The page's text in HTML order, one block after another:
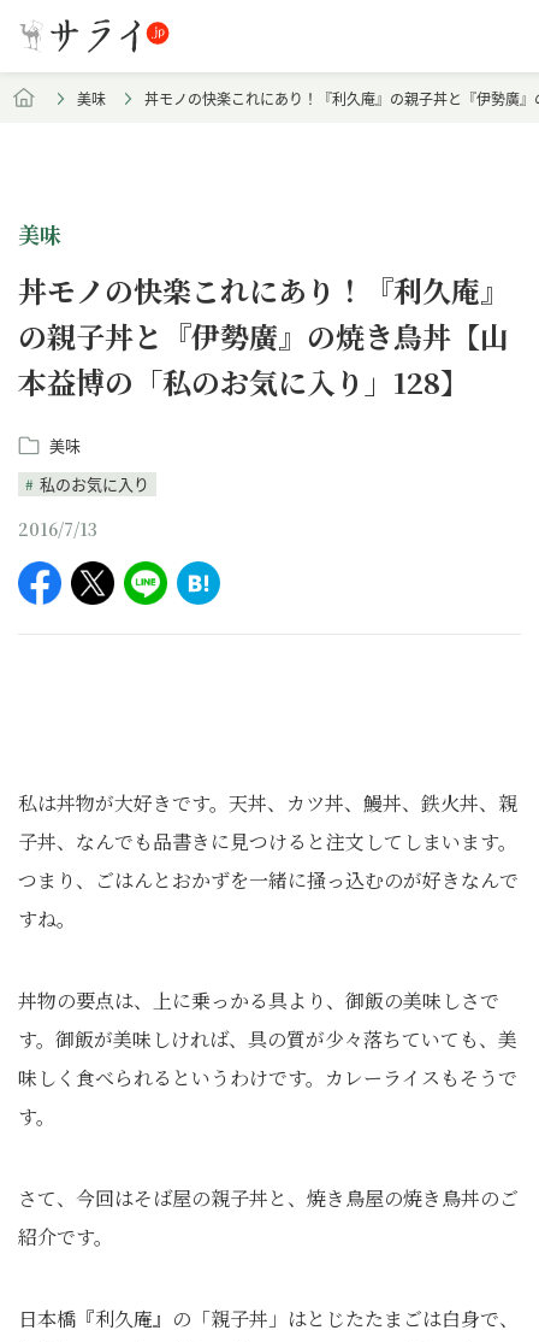
美味 丼モノの快楽これにあり！『利久庵』の親子丼と『伊勢廣
美味
丼モノの快楽これにあり！『利久庵』
の親子丼と『伊勢廣』の焼き鳥丼【山
本益博の「私のお気に入り」128】
美味
私のお気に入り
2016/7/13
私は丼物が大好きです。天丼、カツ丼、鰻丼、鉄火丼、親
子丼、なんでも品書きに見つけると注文してしまいます。
つまり、ごはんとおかずを一緒に掻っ込むのが好きなんで
すね。
丼物の要点は、上に乗っかる具より、御飯の美味しさで
す。御飯が美味しければ、具の質が少々落ちていても、美
味しく食べられるというわけです。カレーライスもそうで
す。
さて、今回はそば屋の親子丼と、焼き鳥屋の焼き鳥丼のご
紹介です。
日本橋『利久庵』の「親子丼」はとじたたまごは白身で、